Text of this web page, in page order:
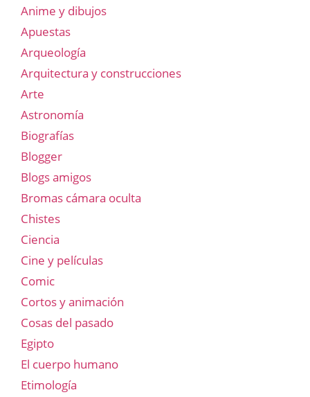
Anime y dibujos
Apuestas
Arqueología
Arquitectura y construcciones
Arte
Astronomía
Biografías
Blogger
Blogs amigos
Bromas cámara oculta
Chistes
Ciencia
Cine y películas
Comic
Cortos y animación
Cosas del pasado
Egipto
El cuerpo humano
Etimología